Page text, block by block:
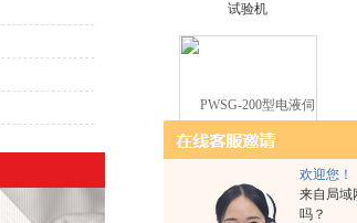
欢迎您！
来自局域
吗？
试验机